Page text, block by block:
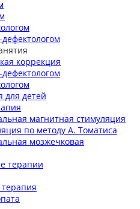
коррекция
для детей
магнитная стимуляция
по методу А. Томатиса
мозжечковая
терапии